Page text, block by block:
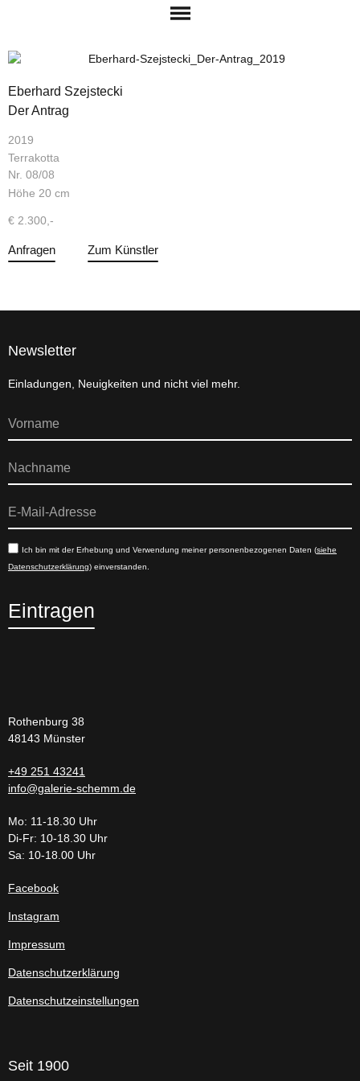
Eberhard Szejstecki
Der Antrag
2019
Terrakotta
Nr. 08/08
Höhe 20 cm
€ 2.300,-
Anfragen Zum Künstler
Newsletter
Einladungen, Neuigkeiten und nicht viel mehr.
Ich bin mit der Erhebung und Verwendung meiner personenbezogenen Daten (siehe
Datenschutzerklärung) einverstanden.
Eintragen
Rothenburg 38
48143 Münster
+49 251 43241
info@galerie-schemm.de
Mo: 11-18.30 Uhr
Di-Fr: 10-18.30 Uhr
Sa: 10-18.00 Uhr
Facebook
Instagram
Impressum
Datenschutzerklärung
Datenschutzeinstellungen
Seit 1900